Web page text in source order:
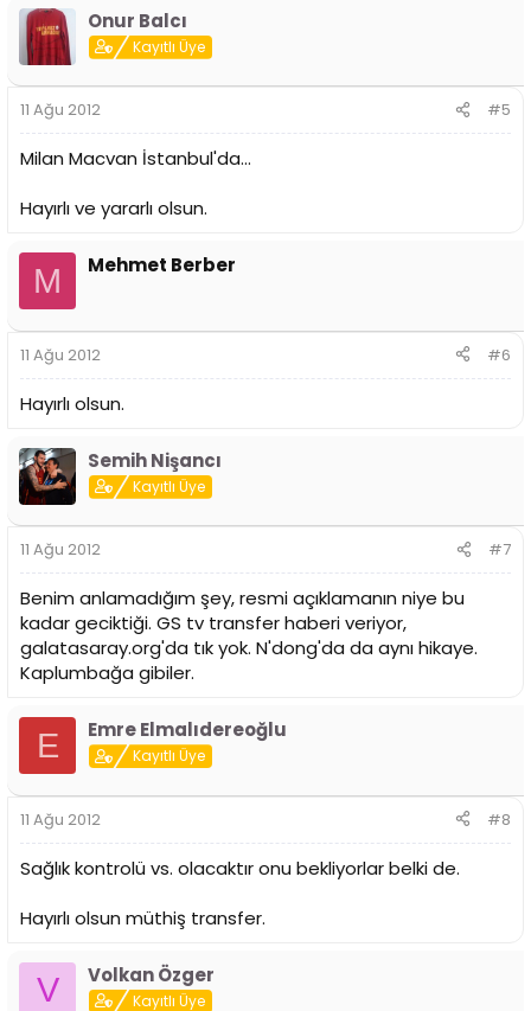
Onur Balcı
Kayıtlı Üye
11 Ağu 2012 #5
Milan Macvan İstanbul'da...
Hayırlı ve yararlı olsun.
M Mehmet Berber
11 Ağu 2012 #6
Hayırlı olsun.
Semih Nişancı
Kayıtlı Üye
11 Ağu 2012 #7
Benim anlamadığım şey, resmi açıklamanın niye bu
kadar geciktiği. GS tv transfer haberi veriyor,
galatasaray.org'da tık yok. N'dong'da da aynı hikaye.
Kaplumbağa gibiler.
E Emre Elmalıdereoğlu
Kayıtlı Üye
11 Ağu 2012 #8
Sağlık kontrolü vs. olacaktır onu bekliyorlar belki de.
Hayırlı olsun müthiş transfer.
V Volkan Özger
Kayıtlı Üye